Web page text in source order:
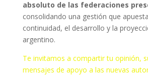
absoluto de las federaciones
consolidando una gestión que
continuidad, el desarrollo y la
argentino.
Te invitamos a compartir tu opinión,
mensajes de apoyo a las nuevas